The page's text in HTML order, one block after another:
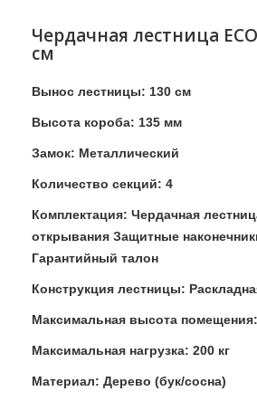
Чердачная лестница
см
Вынос лестницы: 130 см
Высота короба: 135 мм
Замок: Металлический
Количество секций: 4
Комплектация: Чердачная
открывания Защитные
Гарантийный талон
Конструкция лестницы:
Максимальная высота
Максимальная нагрузка: 200 кг
Материал: Дерево (бук/сосна)